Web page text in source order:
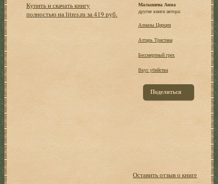
Купить и скачать книгу
полностью на litres.ru за 419 руб.
Малышева Анна
другие книги автора:
Алмазы Цирцеи
Алтарь Тристана
Бессмертный грех
Вкус убийства
Поделиться
Оставить отзыв о книге